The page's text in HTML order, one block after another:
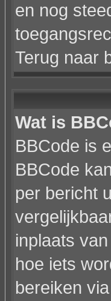
en nog
Terug naar
Wat is
BBCode is
BBCode
per bericht
inplaats
hoe iets
bereiken